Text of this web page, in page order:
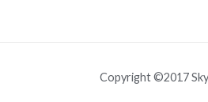
Copyright ©2017